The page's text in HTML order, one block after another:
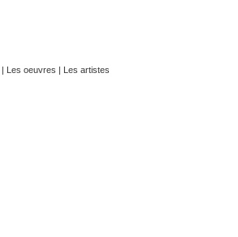
| Les oeuvres | Les artistes